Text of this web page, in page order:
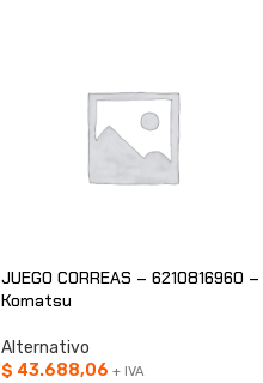
JUEGO CORREAS – 6210816960 –
Komatsu
Alternativo
$ 43.688,06 + IVA